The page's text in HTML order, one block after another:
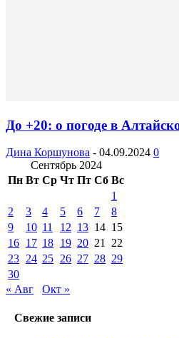
До +20: о погоде в
Дина Коршунова - 04.09.2024 0
Сентябрь 2024
Пн Вт Ср Чт Пт Сб Вс
1
2
3 4 5 6 7
8
9
10 11 12 13 14 15
16 17 18 19 20 21
22
23 24 25 26 27 28 29
30
« Авг
Окт »
Свежие записи